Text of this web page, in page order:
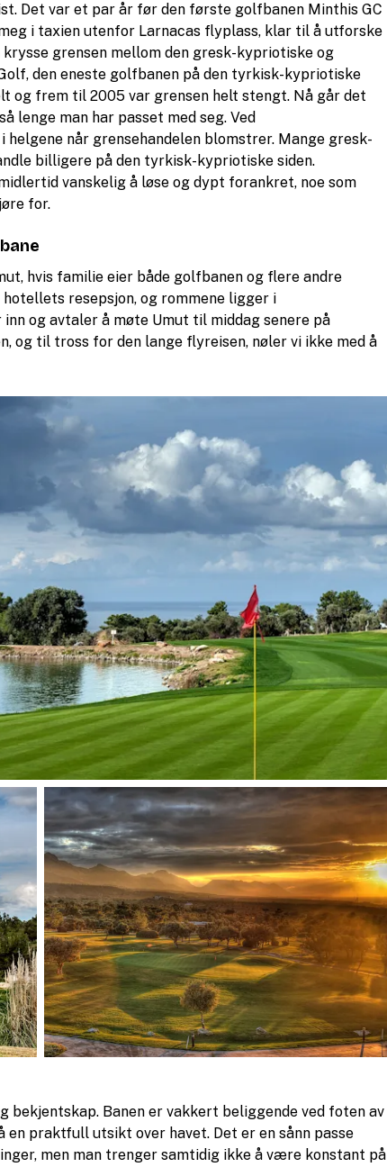
Det var et par år før den første golfbanen Minthis GC
i taxien utenfor Larnacas flyplass, klar til å utforske
grensen mellom den gresk-kypriotiske og
den eneste golfbanen på den tyrkisk-kypriotiske
og frem til 2005 var grensen helt stengt. Nå går det
lenge man har passet med seg. Ved
når grensehandelen blomstrer. Mange gresk-
billigere på den tyrkisk-kypriotiske siden.
vanskelig å løse og dypt forankret, noe som
for.
hvis familie eier både golfbanen og flere andre
resepsjon, og rommene ligger i
og avtaler å møte Umut til middag senere på
og til tross for den lange flyreisen, nøler vi ikke med å
bekjentskap. Banen er vakkert beliggende ved foten av
praktfull utsikt over havet. Det er en sånn passe
men man trenger samtidig ikke å være konstant på